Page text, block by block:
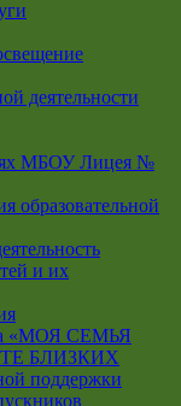
деятельности
МБОУ Лицея №
образовательной
и их
«МОЯ СЕМЬЯ
БЛИЗКИХ
поддержки